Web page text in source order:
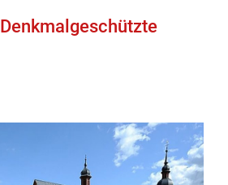
Team
Denkmalgeschützte